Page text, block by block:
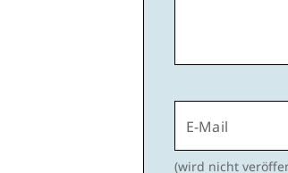
E-Mail
(wird nicht